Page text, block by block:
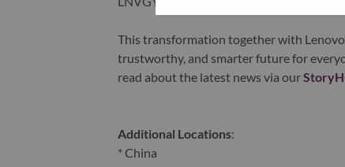
This transformation together with
trustworthy, and smarter future for
read about the latest news via our
Additional Locations:
* China